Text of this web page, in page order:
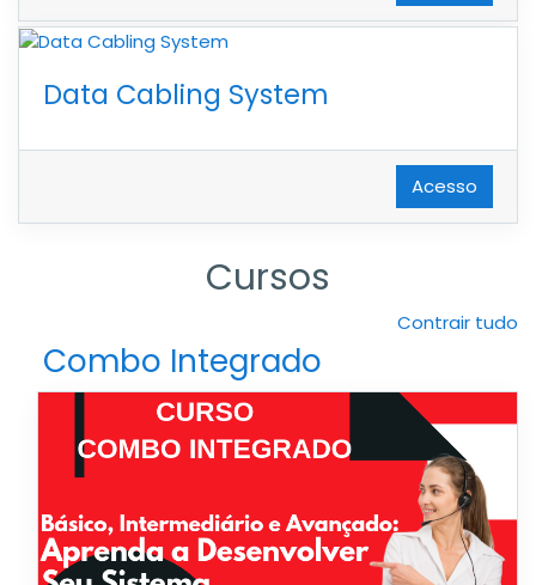
Data Cabling System
Acesso
Cursos
Contrair tudo
Combo Integrado